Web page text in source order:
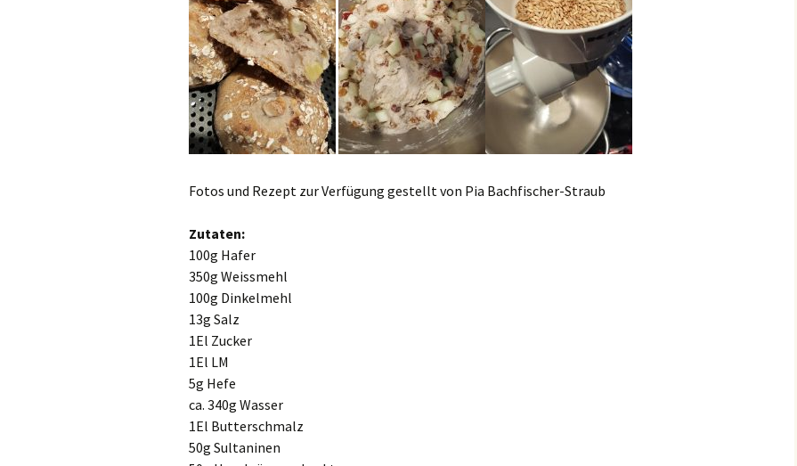
Fotos und Rezept zur Verfügung gestellt von Pia Bachfischer-Straub
Zutaten:
100g Hafer
350g Weissmehl
100g Dinkelmehl
13g Salz
1El Zucker
1El LM
5g Hefe
ca. 340g Wasser
1El Butterschmalz
50g Sultaninen